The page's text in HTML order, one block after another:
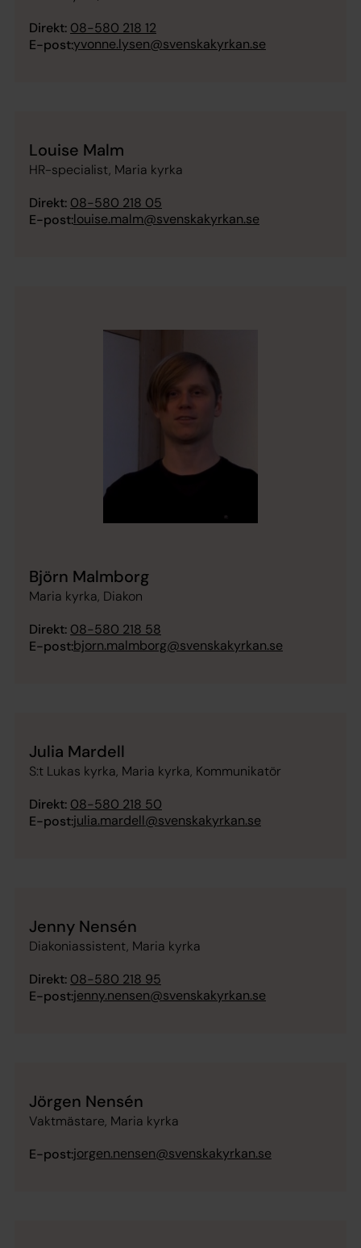
Direkt: 08-580 218 12
E-post:yvonne.lysen@svenskakyrkan.se
Louise Malm
HR-specialist, Maria kyrka
Direkt: 08-580 218 05
E-post:louise.malm@svenskakyrkan.se
Björn Malmborg
Maria kyrka, Diakon
Direkt: 08-580 218 58
E-post:bjorn.malmborg@svenskakyrkan.se
Julia Mardell
S:t Lukas kyrka, Maria kyrka, Kommunikatör
Direkt: 08-580 218 50
E-post:julia.mardell@svenskakyrkan.se
Jenny Nensén
Diakoniassistent, Maria kyrka
Direkt: 08-580 218 95
E-post:jenny.nensen@svenskakyrkan.se
Jörgen Nensén
Vaktmästare, Maria kyrka
E-post:jorgen.nensen@svenskakyrkan.se